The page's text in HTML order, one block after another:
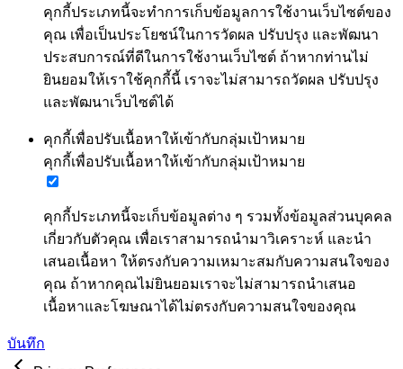
คุกกี้ประเภทนี้จะทำการเก็บข้อมูลการใช้งานเว็บไซต์ของ
คุณ เพื่อเป็นประโยชน์ในการวัดผล ปรับปรุง และพัฒนา
ประสบการณ์ที่ดีในการใช้งานเว็บไซต์ ถ้าหากท่านไม่
ยินยอมให้เราใช้คุกกี้นี้ เราจะไม่สามารถวัดผล ปรับปรุง
และพัฒนาเว็บไซต์ได้
คุกกี้เพื่อปรับเนื้อหาให้เข้ากับกลุ่มเป้าหมาย
คุกกี้เพื่อปรับเนื้อหาให้เข้ากับกลุ่มเป้าหมาย
คุกกี้ประเภทนี้จะเก็บข้อมูลต่าง ๆ รวมทั้งข้อมูลส่วนบุคคล
เกี่ยวกับตัวคุณ เพื่อเราสามารถนำมาวิเคราะห์ และนำ
เสนอเนื้อหา ให้ตรงกับความเหมาะสมกับความสนใจของ
คุณ ถ้าหากคุณไม่ยินยอมเราจะไม่สามารถนำเสนอ
เนื้อหาและโฆษณาได้ไม่ตรงกับความสนใจของคุณ
บันทึก